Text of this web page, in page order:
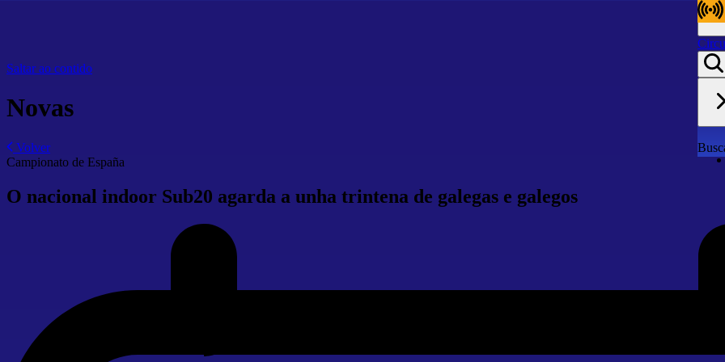
Saltar ao contido
Novas
Volver
Campionato de España
O nacional indoor Sub20 agarda a unha trintena de galegas e galegos